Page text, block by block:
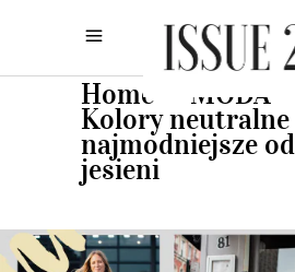
Home MODA
Kolory neutralne
najmodniejsze
jesieni